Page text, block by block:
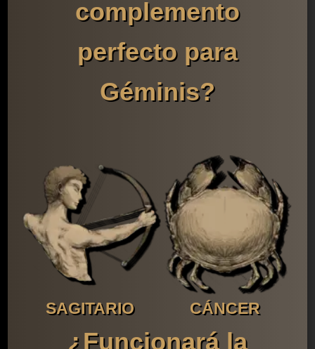
complemento
perfecto para
Géminis?
SAGITARIO CÁNCER
¿Funcionará la